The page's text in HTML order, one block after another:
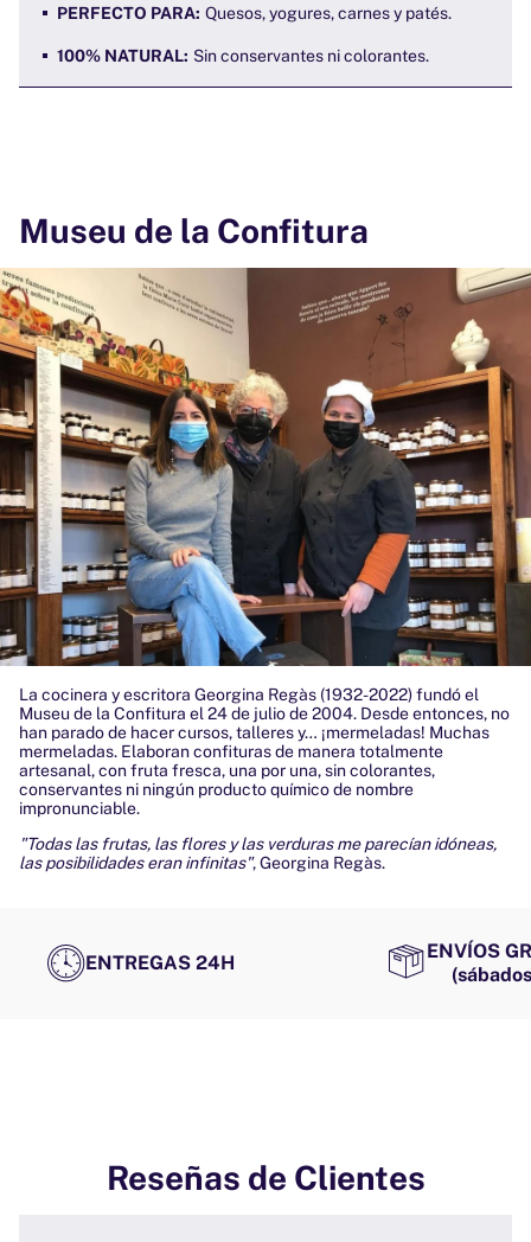
PERFECTO PARA: Quesos, yogures, carnes y patés.
100% NATURAL: Sin conservantes ni colorantes.
Museu de la Confitura
La cocinera y escritora Georgina Regàs (1932-2022) fundó el
Museu de la Confitura el 24 de julio de 2004. Desde entonces, no
han parado de hacer cursos, talleres y… ¡mermeladas! Muchas
mermeladas. Elaboran confituras de manera totalmente
artesanal, con fruta fresca, una por una, sin colorantes,
conservantes ni ningún producto químico de nombre
impronunciable.
"Todas las frutas, las flores y las verduras me parecían idóneas,
las posibilidades eran infinitas", Georgina Regàs.
ENTREGAS 24H
ENVÍOS
Reseñas de Clientes